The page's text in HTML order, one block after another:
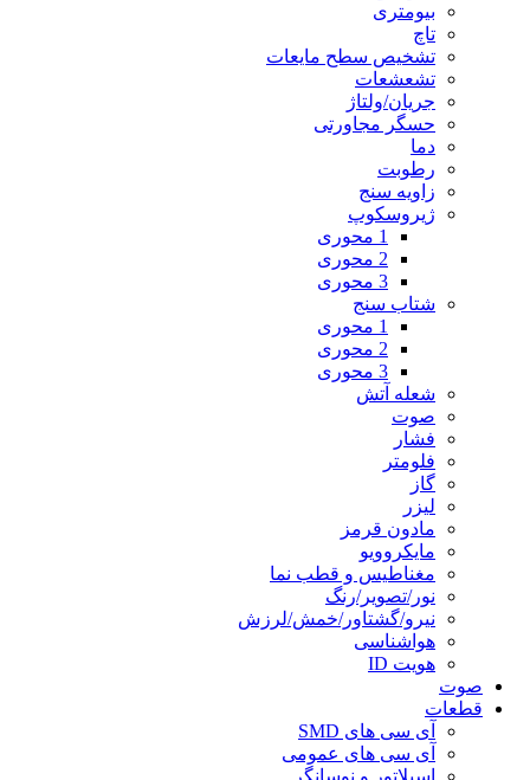
بيومتری
تاچ
تشخیص سطح مایعات
تشعشعات
جریان/ولتاژ
حسگر مجاورتی
دما
رطوبت
زاويه سنج
ژيروسكوپ
1 محوری
2 محوری
3 محوری
شتاب سنج
1 محوری
2 محوری
3 محوری
شعله آتش
صوت
فشار
فلومتر
گاز
ليزر
مادون قرمز
مایکروویو
مغناطيس و قطب نما
نور/تصوير/رنگ
نيرو/گشتاور/خمش/لرزش
هواشناسی
هويت ID
صوت
قطعات
آی سی های SMD
آی سی های عمومی
اسيلاتور و نوسانگر